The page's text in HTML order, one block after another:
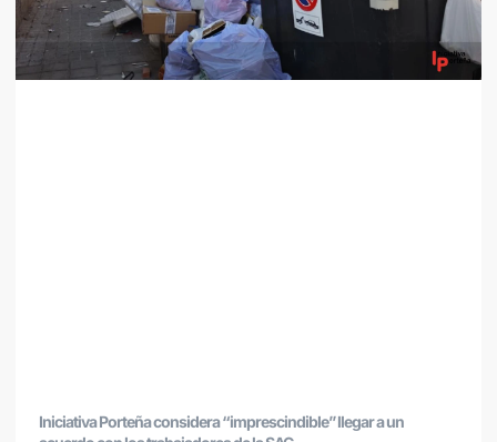
Iniciativa Porteña considera “imprescindible” llegar a un